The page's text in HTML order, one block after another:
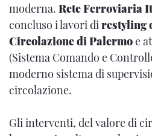
moderna. Rete Ferroviaria
concluso i lavori direstyling
Circolazione di Palermoe
(Sistema Comando e
moderno sistema di
circolazione.
Gli interventi, del valore di